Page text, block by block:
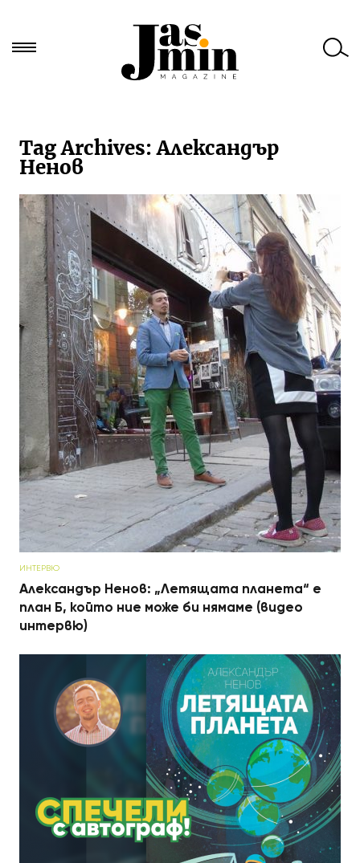
за:Tag Archives:Александър
Ненов
ИНТЕРВЮ
Александър Ненов: „Летящата планета“ е
план Б, който ние може би нямаме (видео
интервю)